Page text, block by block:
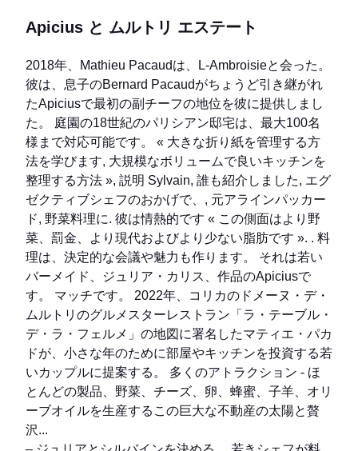
いカップルに提案する。 多くのアトラクション - ほ
ーブオイルを生産するこの巨大な不動産の太陽と贅
沢...
– ジュリアとシルバインを決める。 若きシェフが料
理を上流に仕上げ、マティエ・パカドが検証。 この
カルフフィレのように、同じ朝をピックしたマキから
ハーブで転がしました!« 私は草が多い、フローラル
であるすべてを愛する »,シルバインを確認します。
« 15-20の小さなチームで、特別な歓迎、気配りのあ
る部屋でした。 ムルトリのオーナーの哲学と同様
に、カナルリの家族は、常に顧客に非常に近いで
す。 »,ジュリアは言う.